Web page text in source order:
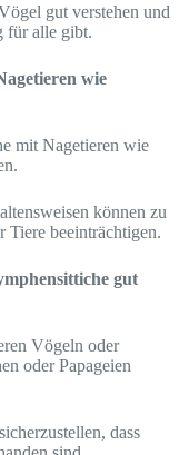
gut verstehen und
für alle gibt.
wie
mit Nagetieren wie
können zu
beeinträchtigen.
gut
Vögeln oder
oder Papageien
dass